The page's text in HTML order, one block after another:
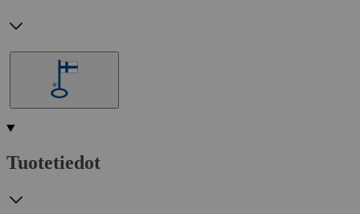
Tuotetiedot